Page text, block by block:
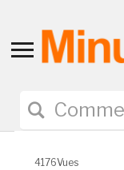
Toggle
navigation
4176Vues